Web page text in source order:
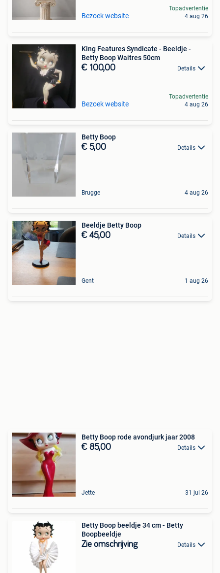
Bezoek website
Topadvertentie
4 aug 26
King Features Syndicate - Beeldje -
Betty Boop Waitres 50cm
€ 100,00 Details
Bezoek website
Topadvertentie
4 aug 26
Betty Boop
€ 5,00 Details
Brugge 4 aug 26
Beeldje Betty Boop
€ 45,00 Details
Gent 1 aug 26
Betty Boop rode avondjurk jaar 2008
€ 85,00 Details
Jette 31 jul 26
Betty Boop beeldje 34 cm - Betty
Boopbeeldje
Zie omschrijving Details